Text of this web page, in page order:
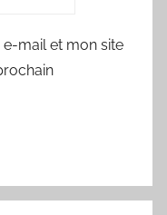
mail et mon site